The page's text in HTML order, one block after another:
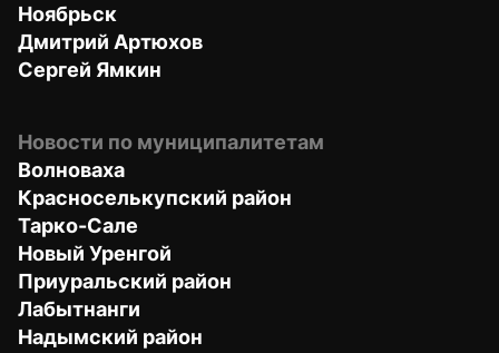
Ноябрьск
Дмитрий Артюхов
Сергей Ямкин
Новости по муниципалитетам
Волноваха
Красноселькупский район
Тарко-Сале
Новый Уренгой
Приуральский район
Лабытнанги
Надымский район